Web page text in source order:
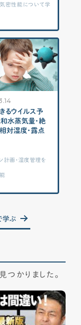
密性能について学
るウイルス予
水蒸気量・絶
対湿度・露点
計画・湿度管理を
学ぶ
つかりました。